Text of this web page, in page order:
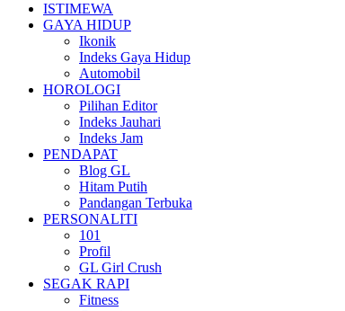
ISTIMEWA
GAYA HIDUP
Ikonik
Indeks Gaya Hidup
Automobil
HOROLOGI
Pilihan Editor
Indeks Jauhari
Indeks Jam
PENDAPAT
Blog GL
Hitam Putih
Pandangan Terbuka
PERSONALITI
101
Profil
GL Girl Crush
SEGAK RAPI
Fitness